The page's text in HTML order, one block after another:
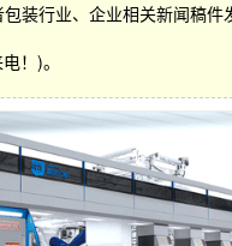
装行业、企业相关新闻稿
！)。